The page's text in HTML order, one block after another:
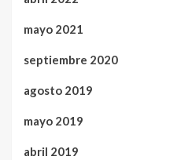
mayo 2021
septiembre 2020
agosto 2019
mayo 2019
abril 2019